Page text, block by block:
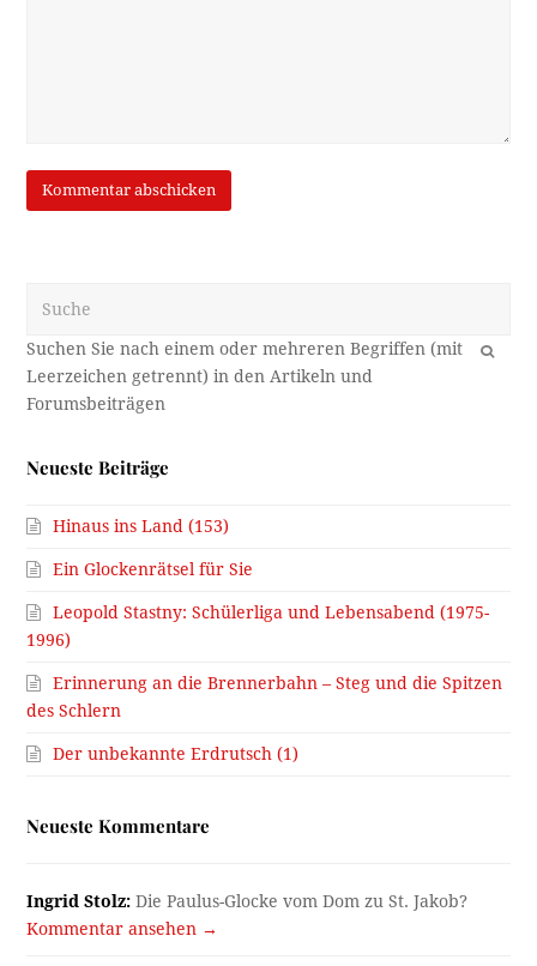
OK
Neueste Beiträge
Hinaus ins Land (153)
Ein Glockenrätsel für Sie
Leopold Stastny: Schülerliga und Lebensabend (1975-
1996)
Erinnerung an die Brennerbahn – Steg und die Spitzen
des Schlern
Der unbekannte Erdrutsch (1)
Neueste Kommentare
Ingrid Stolz: Die Paulus-Glocke vom Dom zu St. Jakob?
Kommentar ansehen →